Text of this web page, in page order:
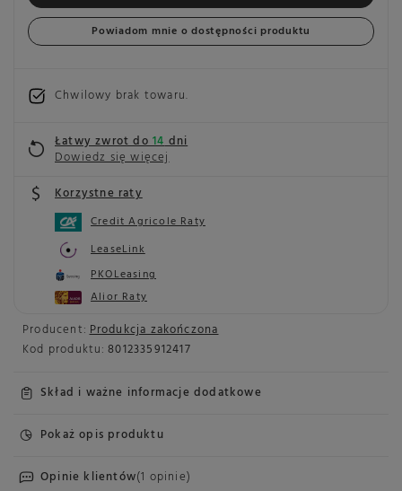
Producent: Produkcja zakończona
Kod produktu: 8012335912417
Skład i ważne informacje dodatkowe
Pokaż opis produktu
Opinie klientów(1 opinie)
Powiadom mnie o dostępności produktu
Chwilowy brak towaru
Łatwy zwrot do14dni
Dowiedz się więcej
Korzystne raty
Credit Agricole Raty
LeaseLink
PKOLeasing
Alior Raty